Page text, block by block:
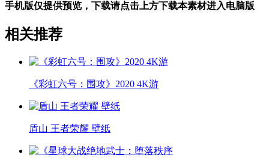
手机版仅提供预览，下载请点击上方下载本素材进入电脑版
相关推荐
《彩虹六号：围攻》2020 4K游
盾山 王者荣耀 壁纸